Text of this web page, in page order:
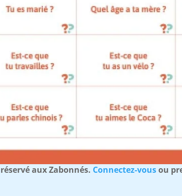
aux Zabonnés. Connectez-vousou